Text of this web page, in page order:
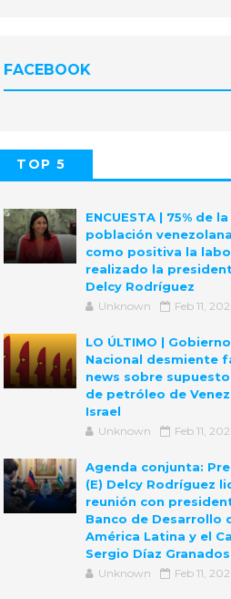
FACEBOOK
TOP 5
ENCUESTA | 75% de la
población
como positiva la
realizado la
Delcy Rodríguez
Unknown Feb 11,
LO ÚLTIMO | Gobierno
Nacional desmiente
news sobre
de petróleo de
Israel
Unknown Feb 11,
Agenda conjunta:
(E) Delcy Rodríguez
reunión con
Banco de Desarrollo
América Latina y el
Sergio Díaz Granados
Unknown Feb 11,